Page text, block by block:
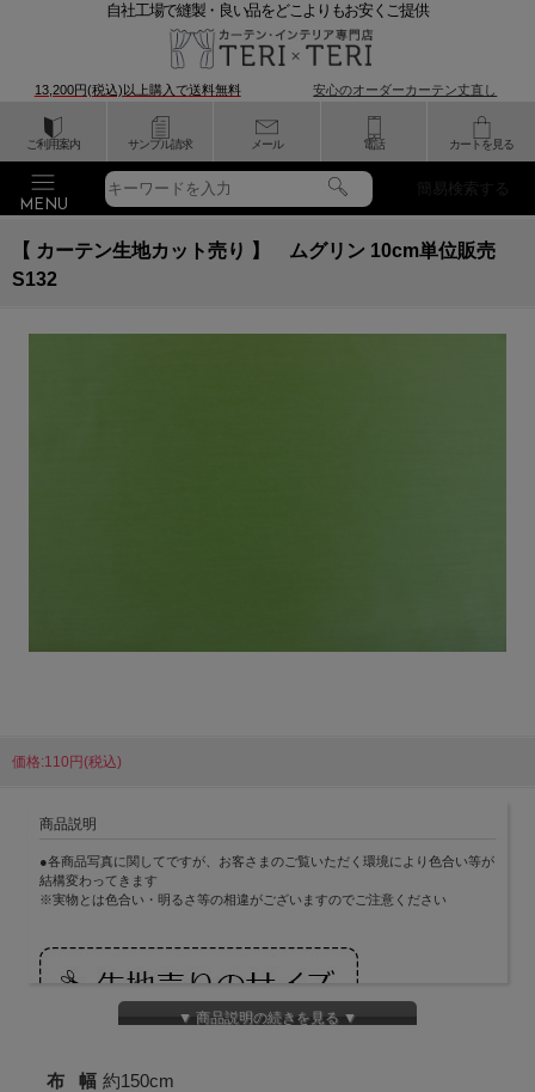
ご利用案内 サンプル請求 メール 電話 カートを見る
自社工場で縫製・良い品をどこよりもお安くご提供
13,200円(税込)以上購入で送料無料 安心のオーダーカーテン丈直し
簡易検索する
【 カーテン生地カット売り 】 ムグリン 10cm単位販売
S132
価格:110円(税込)
商品説明
●各商品写真に関してですが、お客さまのご覧いただく環境により色合い等が
結構変わってきます
※実物とは色合い・明るさ等の相違がございますのでご注意ください
▼ 商品説明の続きを見る ▼
布 幅 約150cm